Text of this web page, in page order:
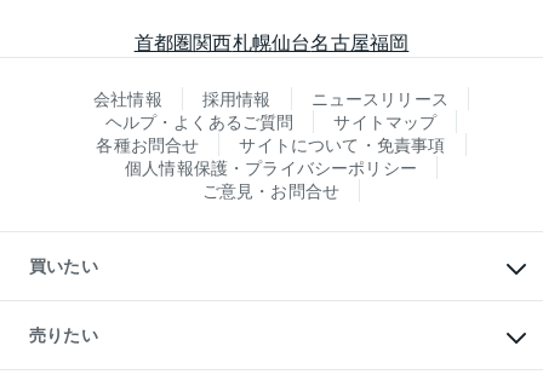
首都圏関西札幌仙台名古屋福岡
会社情報 採用情報
ニュースリリース
ヘルプ・よくあるご質問
サイトマップ
各種お問合せ
サイトについて・免責事項
個人情報保護・プライバシーポリシー
ご意見・お問合せ
買いたい
新築・分譲マンションの購入
中古マンションの購入
一戸建ての購入
売りたい